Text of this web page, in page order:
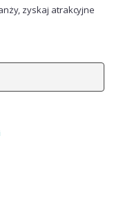
zyskaj atrakcyjne